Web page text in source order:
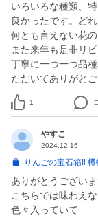
いろいろな種類、
良かったです。ど
何とも言えない花
また来年も是非リ
丁寧に一つ一つ品
ただいてありがと
1
やすこ
2024.12.16
りんごの宝石箱‼
ありがとうございま
こちらでは味わえ
色々入っていて